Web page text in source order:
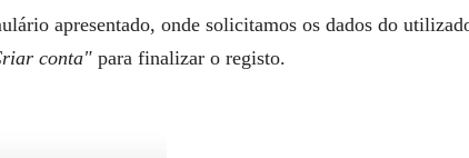
apresentado, onde solicitamos os dados do
conta" para finalizar o registo.